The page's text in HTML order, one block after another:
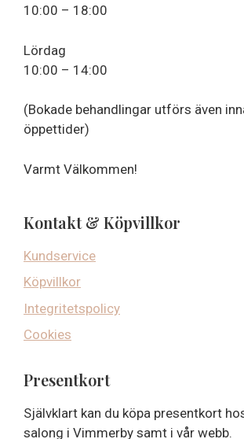
10:00 – 18:00
Lördag
10:00 – 14:00
(Bokade behandlingar utförs även
öppettider)
Varmt Välkommen!
Kontakt & Köpvillkor
Kundservice
Köpvillkor
Integritetspolicy
Cookies
Presentkort
Självklart kan du köpa presentkort
salong i Vimmerby samt i vår webb.